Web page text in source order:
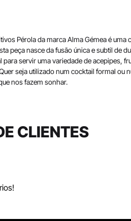
Pérola da marca Alma Gémea é
peça nasce da fusão única e subtil de
servir uma variedade de acepipes,
seja utilizado num cocktail formal ou
nos fazem sonhar.
CLIENTES